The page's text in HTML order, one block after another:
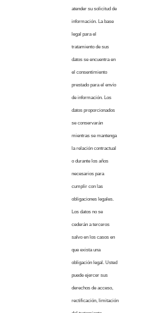
atender su solicitud de
información. La base
legal para el
tratamiento de sus
datos se encuentra en
el consentimiento
prestado para el envío
de información. Los
datos proporcionados
se conservarán
mientras se mantenga
la relación contractual
o durante los años
necesarios para
cumplir con las
obligaciones legales.
Los datos no se
cederán a terceros
salvo en los casos en
que exista una
obligación legal. Usted
puede ejercer sus
derechos de acceso,
rectificación, limitación